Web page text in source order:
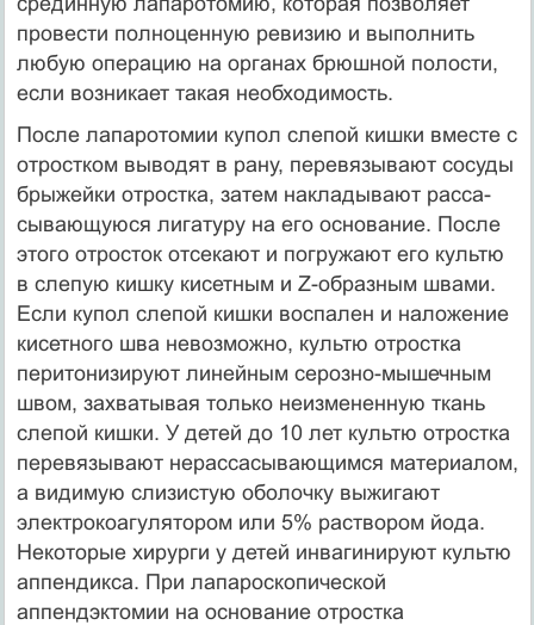
провести полноценную ревизию и выполнить
любую операцию на органах брюшной полости,
если возникает такая необходи­мость.
После лапаротомии купол слепой кишки вместе с
отростком выводят в рану, перевязывают сосуды
брыжейки отростка, затем накладывают расса­
сывающуюся лигатуру на его основание. После
этого отросток отсекают и погружают его культю
в слепую кишку кисетным и Z-образным швами.
Ес­ли купол слепой кишки воспален и наложение
кисетного шва невозможно, культю отростка
перитонизируют линейным серозно-мышечным
швом, за­хватывая только неизмененную ткань
слепой кишки. У детей до 10 лет куль­тю отростка
перевязывают нерассасывающимся материалом,
а видимую слизистую оболочку выжигают
электрокоагулятором или 5% раствором йо­да.
Некоторые хирурги у детей инвагинируют культю
аппендикса. При ла­пароскопической
аппендэктомии на основание отростка